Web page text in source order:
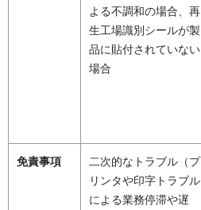
よる不調和の場合、再
生工場識別シールが製
品に貼付されていない
場合
免責事項
二次的なトラブル（プ
リンタや印字トラブル
による業務停滞や遅